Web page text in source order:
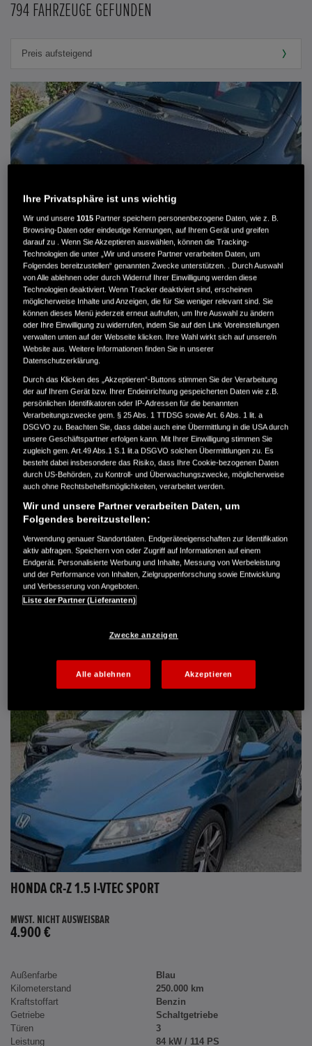
794 FAHRZEUGE GEFUNDEN
MWST. NICHT AUSWEISBAR
3.900 €
Außenfarbe
crystal black pearl
Kilometerstand
166.000 km
Kraftstoffart
Super
Getriebe
Automatik
Türen
5
Leistung
61 kW / 83 PS
Hubraum
1.339 cm³
Erstzulassung
10.2007
Bauart
Limousine
AUTO HARKE GMBH
Randersweide 59-63
21035 Hamburg
+49 40 735 935 0
DETAILS
HONDA CR-Z 1.5 I-VTEC SPORT
MWST. NICHT AUSWEISBAR
4.900 €
Außenfarbe
Blau
Kilometerstand
250.000 km
Kraftstoffart
Benzin
Getriebe
Schaltgetriebe
Türen
3
Leistung
84 kW / 114 PS
Ihre Privatsphäre ist uns wichtig
Wir und unsere1015 Partner speichern personenbezogene Daten, wie z. B.
Browsing-Daten oder eindeutige Kennungen, auf Ihrem Gerät und greifen
darauf zu . Wenn Sie Akzeptieren auswählen, können die Tracking-
Technologien die unter „Wir und unsere Partner verarbeiten Daten, um
Folgendes bereitzustellen“ genannten Zwecke unterstützen. . Durch Auswahl
von Alle ablehnen oder durch Widerruf Ihrer Einwilligung werden diese
Technologien deaktiviert. Wenn Tracker deaktiviert sind, erscheinen
möglicherweise Inhalte und Anzeigen, die für Sie weniger relevant sind. Sie
können dieses Menü jederzeit erneut aufrufen, um Ihre Auswahl zu ändern
oder Ihre Einwilligung zu widerrufen, indem Sie auf den Link Voreinstellungen
verwalten unten auf der Webseite klicken. Ihre Wahl wirkt sich auf unsere/n
Website aus. Weitere Informationen finden Sie in unserer
Datenschutzerklärung.
Durch das Klicken des „Akzeptieren“-Buttons stimmen Sie der Verarbeitung
der auf Ihrem Gerät bzw. Ihrer Endeinrichtung gespeicherten Daten wie z.B.
persönlichen Identifikatoren oder IP-Adressen für die benannten
Verarbeitungszwecke gem. § 25 Abs. 1 TTDSG sowie Art. 6 Abs. 1 lit. a
DSGVO zu. Beachten Sie, dass dabei auch eine Übermittlung in die USA durch
unsere Geschäftspartner erfolgen kann. Mit Ihrer Einwilligung stimmen Sie
zugleich gem. Art.49 Abs.1 S.1 lit.a DSGVO solchen Übermittlungen zu. Es
besteht dabei insbesondere das Risiko, dass Ihre Cookie-bezogenen Daten
durch US-Behörden, zu Kontroll- und Überwachungszwecke, möglicherweise
auch ohne Rechtsbehelfsmöglichkeiten, verarbeitet werden.
Wir und unsere Partner verarbeiten Daten, um
Folgendes bereitzustellen:
Verwendung genauer Standortdaten. Endgeräteeigenschaften zur Identifikation
aktiv abfragen. Speichern von oder Zugriff auf Informationen auf einem
Endgerät. Personalisierte Werbung und Inhalte, Messung von Werbeleistung
und der Performance von Inhalten, Zielgruppenforschung sowie Entwicklung
und Verbesserung von Angeboten.
Liste der Partner (Lieferanten)
Zwecke anzeigen
Alle ablehnen Akzeptieren